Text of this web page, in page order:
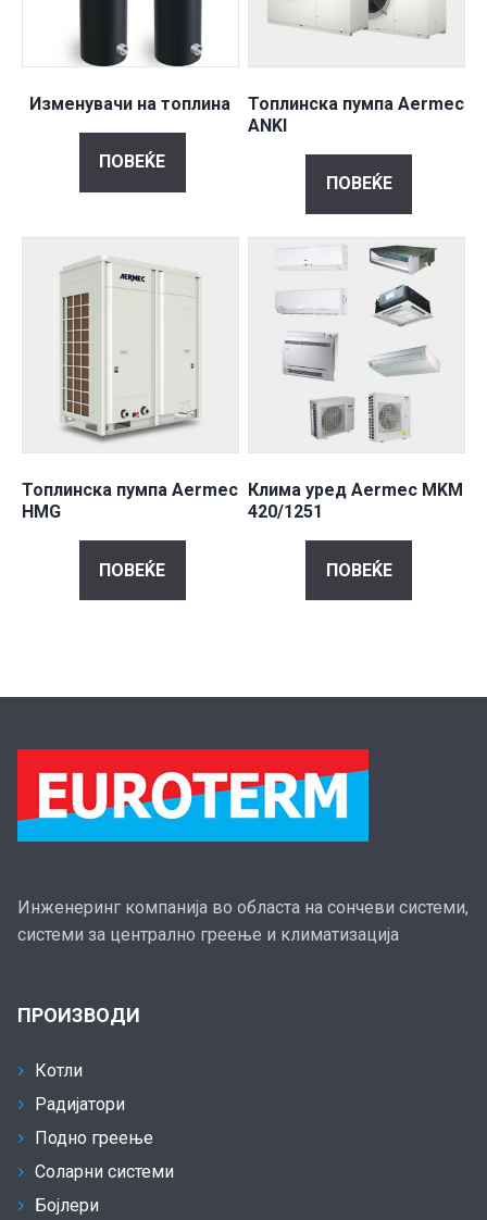
Изменувачи на топлина
ПОВЕЌЕ
Топлинска пумпа Aermec
ANKI
ПОВЕЌЕ
Топлинска пумпа Aermec
HMG
ПОВЕЌЕ
Клима уред Aermec MKM
420/1251
ПОВЕЌЕ
Инженеринг компанија во областа на сончеви системи,
системи за централно греење и климатизација
ПРОИЗВОДИ
Котли
Радијатори
Подно греење
Соларни системи
Бојлери